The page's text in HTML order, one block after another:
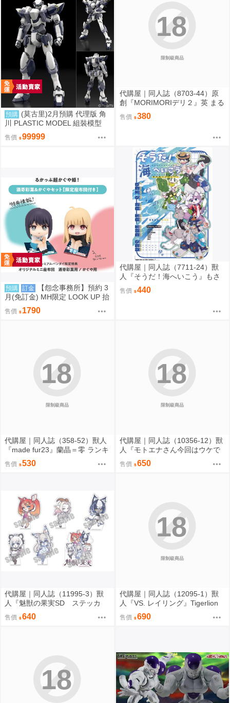
預購 (莫古里)2月預購 代理版 角
川 PLASTIC MODEL 組裝模型
驚爆危機 1/48 強弩兵 一般版 免
訂金
售價 99999
限制級商品
18
代購屋｜同人誌（8703-44）原
創『MORIMORIデリ２』英 まる
てん丼
售價 380
預購 訂金
【怨念事務所】預約 3
月(免訂金) MH限定 LOOK UP 抬
頭 超時空輝耀姬 輝耀&酒寄彩葉
套組附特典 0816
售價 1790
代購屋｜同人誌（7711-24）獸
人『そうだ！海へいこう』もさ
パラレルワールド
售價 440
限制級商品
18
代購屋｜同人誌（358-52）獸人
『made fur23』蘭晶＝零 ランキ
チ 096
售價 530
限制級商品
18
代購屋｜同人誌（10356-12）獸
人『モトエナさん今回はウケで
お願いします！！』まだら模様
まんだら亭
售價 650
代購屋｜同人誌（11995-3）獸
人『魅獣の果実SD ステッカ
ー』KEYAKI Hobby rig-pa2026
KEYAKI Hobby
售價 640
限制級商品
18
代購屋｜同人誌（12095-1）獸
人『VS. レイリング』Tigerlion
Moikana GRRRCOMICS-TG
售價 690
18